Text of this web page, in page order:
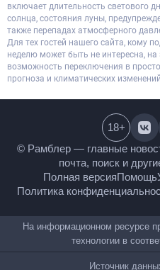
включает длительность светового
солнца, состояния луны,
также перепадах атмосферного
Для тех гостей нашего сайта, кому
неделю может быть не интересна, на
возможность переключения в
прогноза и климатических
© Рамблер — главные
гороскопы, почта, поиск
Полная версияПомощь
Политика
18+
На информационном
рекомендательные